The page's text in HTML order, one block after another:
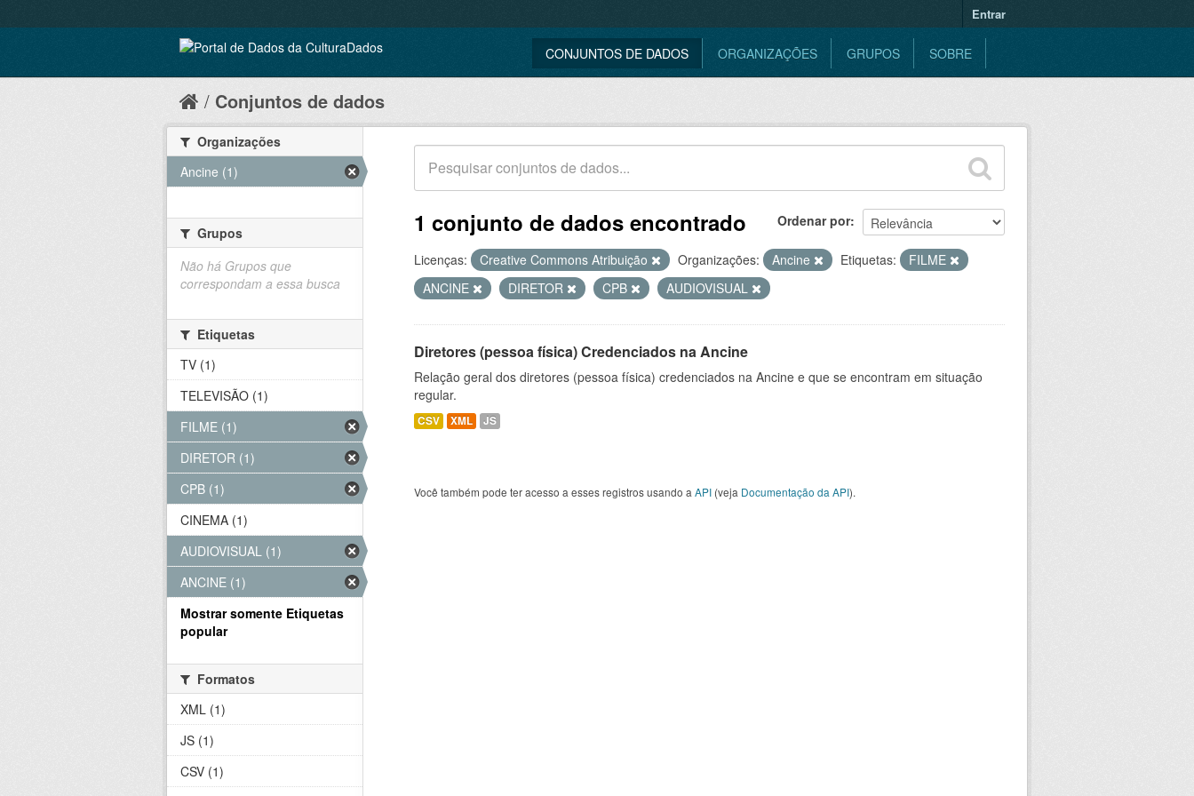
Entrar
CONJUNTOS DE DADOS ORGANIZAÇÕES GRUPOS SOBRE
Conjuntos de dados
Ordenar por
1 conjunto de dados encontrado
Licenças: Creative Commons Atribuição Organizações: Ancine Etiquetas:
FILME
ANCINE
DIRETOR CPB AUDIOVISUAL
Diretores (pessoa física) Credenciados na Ancine
Relação geral dos diretores (pessoa física) credenciados na Ancine e que se encontram em situação
regular.
CSV XML JS
Você também pode ter acesso a esses registros usando a API (veja Documentação da API).
Organizações
Ancine (1)
Grupos
Não há Grupos que
correspondam a essa busca
Etiquetas
TV (1)
TELEVISÃO (1)
FILME (1)
DIRETOR (1)
CPB (1)
CINEMA (1)
AUDIOVISUAL (1)
ANCINE (1)
Mostrar somente Etiquetas
popular
Formatos
XML (1)
JS (1)
CSV (1)